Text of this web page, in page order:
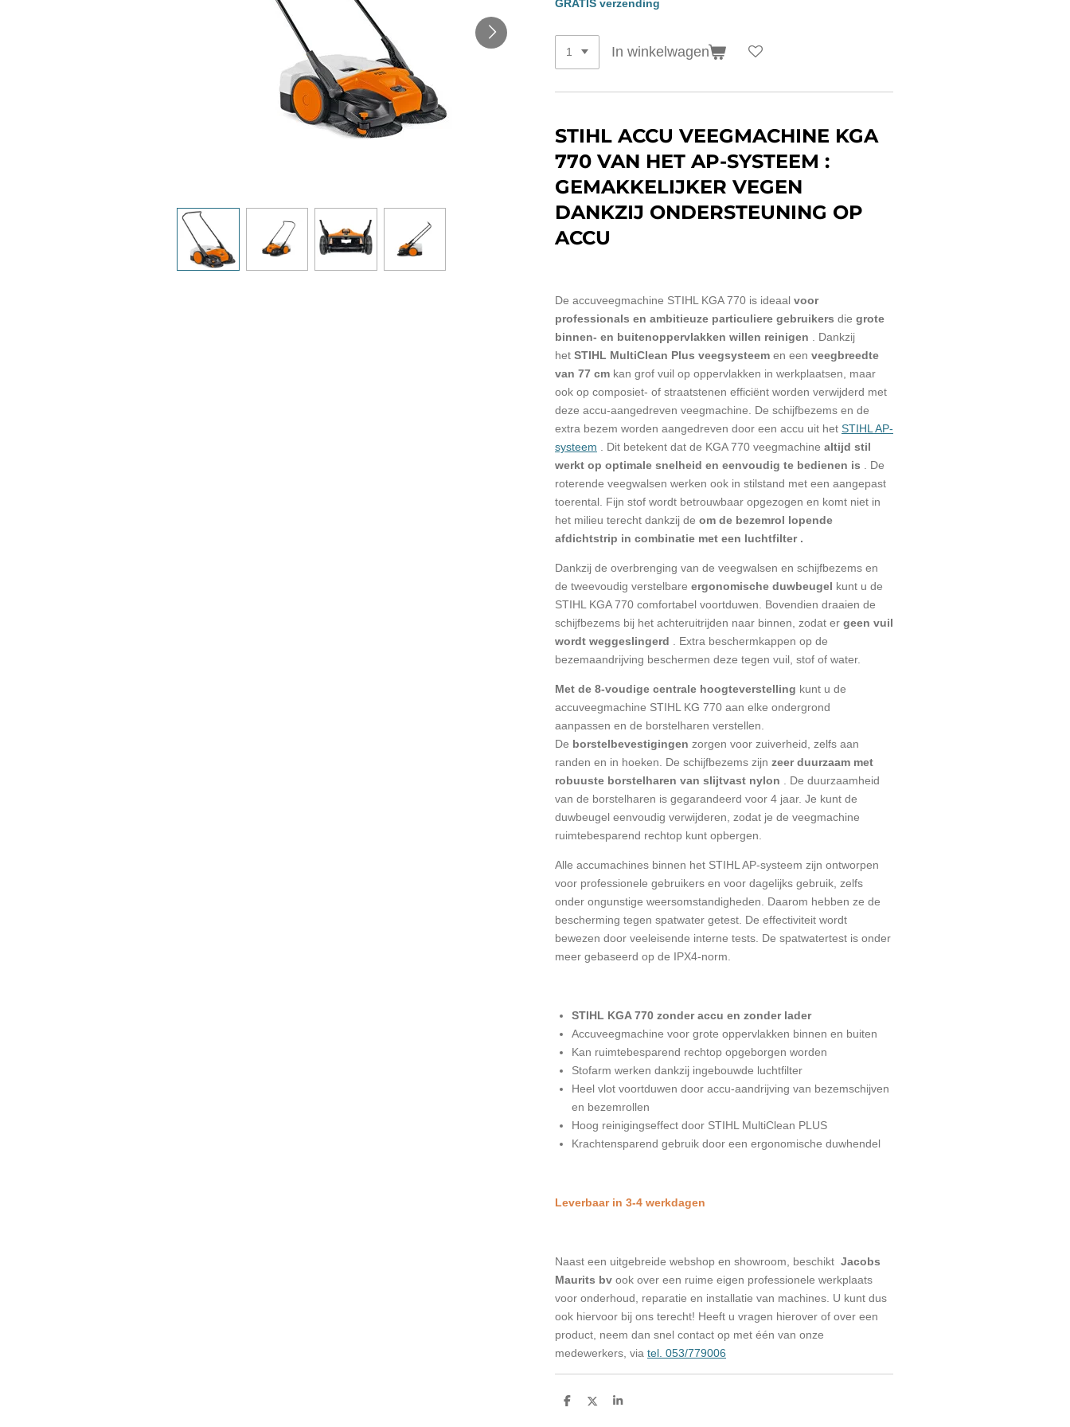
GRATIS verzending
In winkelwagen
STIHL ACCU VEEGMACHINE KGA
770 VAN HET AP-SYSTEEM :
GEMAKKELIJKER VEGEN
DANKZIJ ONDERSTEUNING OP
ACCU
De accuveegmachine STIHL KGA 770 is ideaal voor
professionals en ambitieuze particuliere gebruikers die grote
binnen- en buitenoppervlakken willen reinigen
. Dankzij
het STIHL MultiClean Plus veegsysteem en een veegbreedte
van 77 cm kan grof vuil op oppervlakken in werkplaatsen, maar
ook op composiet- of straatstenen efficiënt worden verwijderd met
deze accu-aangedreven veegmachine. De schijfbezems en de
extra bezem worden aangedreven door een accu uit het STIHL AP-
systeem
. Dit betekent dat de KGA 770 veegmachine altijd stil
werkt op optimale snelheid en eenvoudig te bedienen is
. De
roterende veegwalsen werken ook in stilstand met een aangepast
toerental. Fijn stof wordt betrouwbaar opgezogen en komt niet in
het milieu terecht dankzij de om de bezemrol lopende
afdichtstrip in combinatie met een luchtfilter .
Dankzij de overbrenging van de veegwalsen en schijfbezems en
de tweevoudig verstelbare ergonomische duwbeugel kunt u de
STIHL KGA 770 comfortabel voortduwen. Bovendien draaien de
schijfbezems bij het achteruitrijden naar binnen, zodat er geen vuil
wordt weggeslingerd
. Extra beschermkappen op de
bezemaandrijving beschermen deze tegen vuil, stof of water.
Met de 8-voudige centrale hoogteverstelling kunt u de
accuveegmachine STIHL KG 770 aan elke ondergrond
aanpassen en de borstelharen verstellen.
De borstelbevestigingen zorgen voor zuiverheid, zelfs aan
randen en in hoeken. De schijfbezems zijn zeer duurzaam met
robuuste borstelharen van slijtvast nylon
. De duurzaamheid
van de borstelharen is gegarandeerd voor 4 jaar. Je kunt de
duwbeugel eenvoudig verwijderen, zodat je de veegmachine
ruimtebesparend rechtop kunt opbergen.
Alle accumachines binnen het STIHL AP-systeem zijn ontworpen
voor professionele gebruikers en voor dagelijks gebruik, zelfs
onder ongunstige weersomstandigheden. Daarom hebben ze de
bescherming tegen spatwater getest. De effectiviteit wordt
bewezen door veeleisende interne tests. De spatwatertest is onder
meer gebaseerd op de IPX4-norm.
STIHL KGA 770 zonder accu en zonder lader
Accuveegmachine voor grote oppervlakken binnen en buiten
Kan ruimtebesparend rechtop opgeborgen worden
Stofarm werken dankzij ingebouwde luchtfilter
Heel vlot voortduwen door accu-aandrijving van bezemschijven
en bezemrollen
Hoog reinigingseffect door STIHL MultiClean PLUS
Krachtensparend gebruik door een ergonomische duwhendel
Leverbaar in 3-4 werkdagen
Naast een uitgebreide webshop en showroom, beschikt Jacobs
Maurits bv ook over een ruime eigen professionele werkplaats
voor onderhoud, reparatie en installatie van machines. U kunt dus
ook hiervoor bij ons terecht! Heeft u vragen hierover of over een
product, neem dan snel contact op met één van onze
medewerkers, via tel. 053/779006
D
D
S